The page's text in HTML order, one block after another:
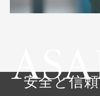
ESG
安全と信